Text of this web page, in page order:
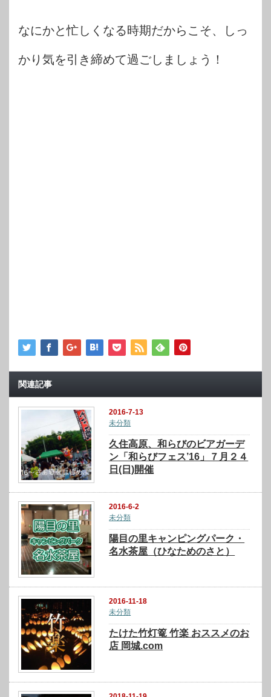
なにかと忙しくなる時期だからこそ、しっ
かり気を引き締めて過ごしましょう！
関連記事
2016-7-13
未分類
久住高原、和らびのビアガーデ
ン「和らびフェス’16」７月２４
日(日)開催
2016-6-2
未分類
陽目の里キャンピングパーク・
名水茶屋（ひなためのさと）
2016-11-18
未分類
たけた竹灯篭 竹楽 おススメのお
店 岡城.com